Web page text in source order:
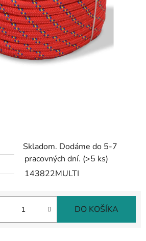
Skladom. Dodáme do 5-7
pracovných dní. (>5 ks)
143822MULTI
DO KOŠÍKA